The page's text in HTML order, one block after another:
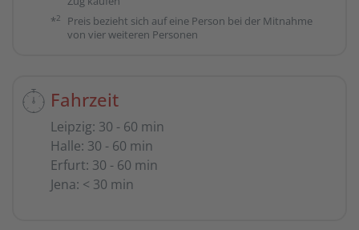
*2
Preis bezieht sich auf eine Person bei der Mitnahme
von vier weiteren Personen
Fahrzeit
Leipzig: 30 - 60 min
Halle: 30 - 60 min
Erfurt: 30 - 60 min
Jena: < 30 min